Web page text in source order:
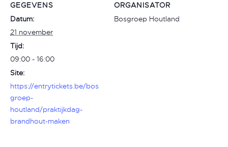
GEGEVENS
Datum:
21 november
Tijd:
09:00 - 16:00
Site:
https://entrytickets.be/bos
groep-
houtland/praktijkdag-
brandhout-maken
ORGANISATOR
Bosgroep Houtland